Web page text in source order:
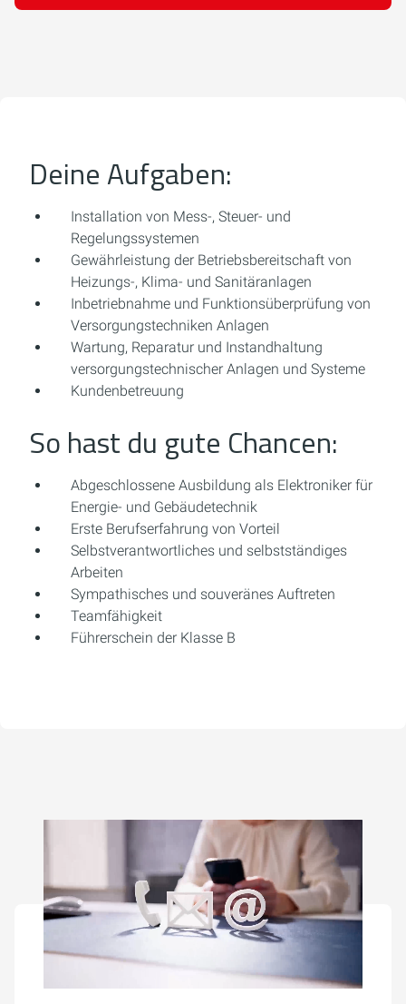
Deine Aufgaben:
Installation von Mess-, Steuer- und
Regelungssystemen
Gewährleistung der Betriebsbereitschaft von
Heizungs-, Klima- und Sanitäranlagen
Inbetriebnahme und Funktionsüberprüfung von
Versorgungstechniken Anlagen
Wartung, Reparatur und Instandhaltung
versorgungstechnischer Anlagen und Systeme
Kundenbetreuung
So hast du gute Chancen:
Abgeschlossene Ausbildung als Elektroniker für
Energie- und Gebäudetechnik
Erste Berufserfahrung von Vorteil
Selbstverantwortliches und selbstständiges
Arbeiten
Sympathisches und souveränes Auftreten
Teamfähigkeit
Führerschein der Klasse B